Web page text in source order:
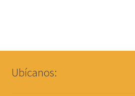
Ubícanos: